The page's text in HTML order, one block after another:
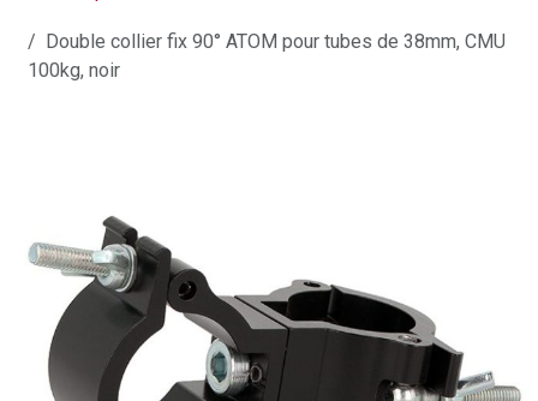
Double collier fix 90° ATOM pour tubes de 38mm, CMU
100kg, noir